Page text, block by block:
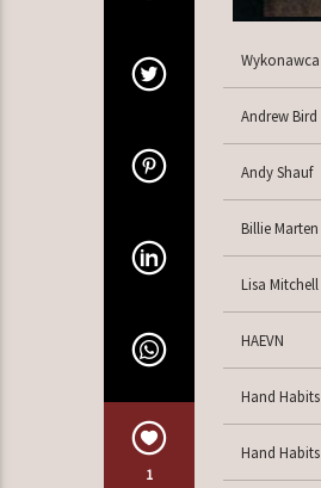
1
Wykonawca
Andrew Bird
Andy Shauf
Billie Marten
Lisa Mitchell
HAEVN
Hand Habits
Hand Habits